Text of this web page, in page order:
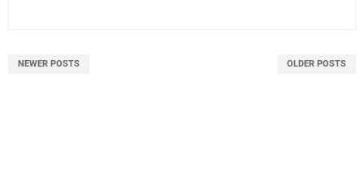
NEWER POSTS OLDER POSTS